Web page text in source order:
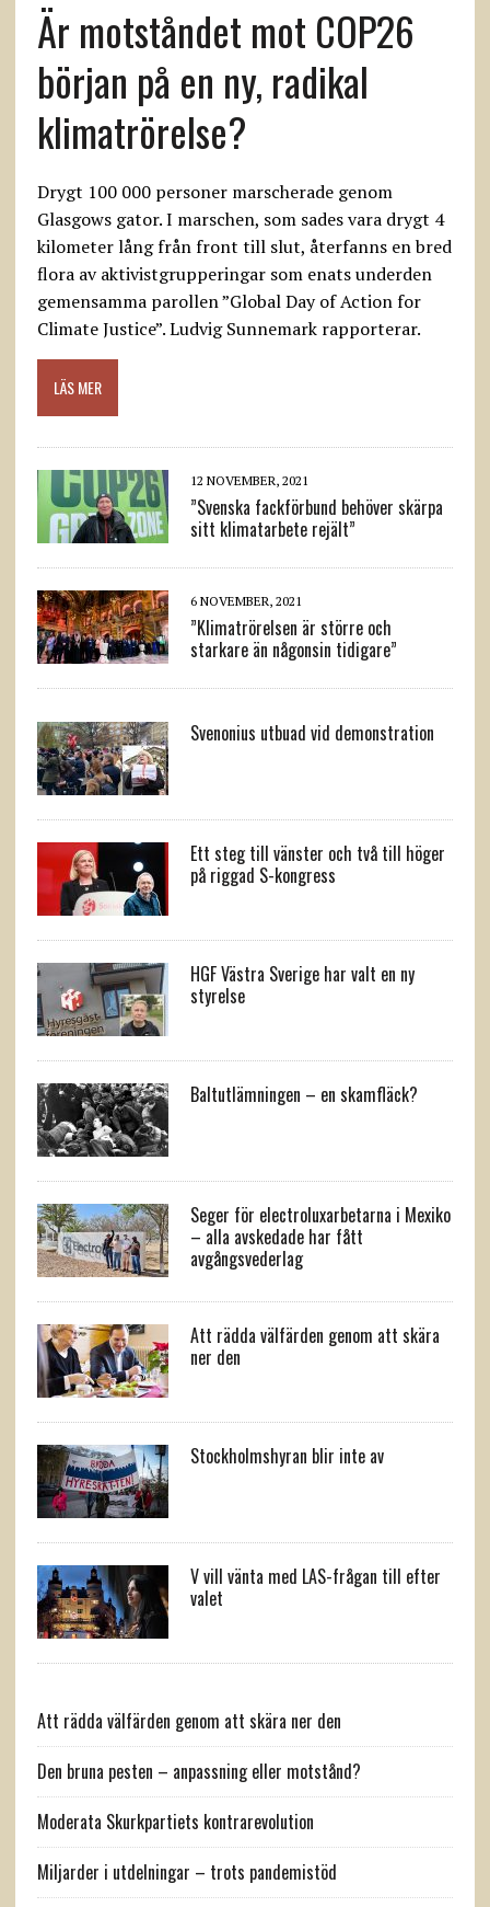
Är motståndet mot COP26
början på en ny, radikal
klimatrörelse?
Drygt 100 000 personer marscherade genom
Glasgows gator. I marschen, som sades vara drygt 4
kilometer lång från front till slut, återfanns en bred
flora av aktivistgrupperingar som enats underden
gemensamma parollen ”Global Day of Action for
Climate Justice”. Ludvig Sunnemark rapporterar.
LÄS MER
12 NOVEMBER, 2021
”Svenska fackförbund behöver skärpa
sitt klimatarbete rejält”
6 NOVEMBER, 2021
”Klimatrörelsen är större och
starkare än någonsin tidigare”
Svenonius utbuad vid demonstration
Ett steg till vänster och två till höger
på riggad S-kongress
HGF Västra Sverige har valt en ny
styrelse
Baltutlämningen – en skamfläck?
Seger för electroluxarbetarna i Mexiko
– alla avskedade har fått
avgångsvederlag
Att rädda välfärden genom att skära
ner den
Stockholmshyran blir inte av
V vill vänta med LAS-frågan till efter
valet
Att rädda välfärden genom att skära ner den
Den bruna pesten – anpassning eller motstånd?
Moderata Skurkpartiets kontrarevolution
Miljarder i utdelningar – trots pandemistöd